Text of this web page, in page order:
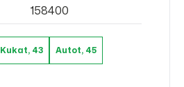
158400
Kukat, 43 Autot, 45